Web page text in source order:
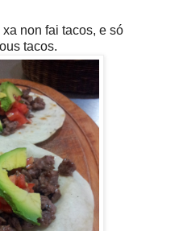
xa non fai tacos, e só
tacos.